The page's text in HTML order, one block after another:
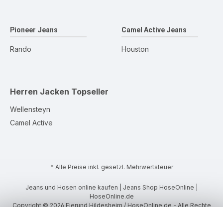
Pioneer Jeans
Rando
Camel Active Jeans
Houston
Herren Jacken Topseller
Wellensteyn
Camel Active
* Alle Preise inkl. gesetzl. Mehrwertsteuer
Jeans und Hosen online kaufen | Jeans Shop HoseOnline |
HoseOnline.de
Copyright © 2026 Eierund Hildesheim / HoseOnline.de - Alle Rechte